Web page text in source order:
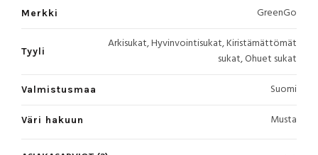
Merkki GreenGo
Tyyli
Arkisukat, Hyvinvointisukat, Kiristämättömät
sukat, Ohuet sukat
Valmistusmaa Suomi
Väri hakuun Musta